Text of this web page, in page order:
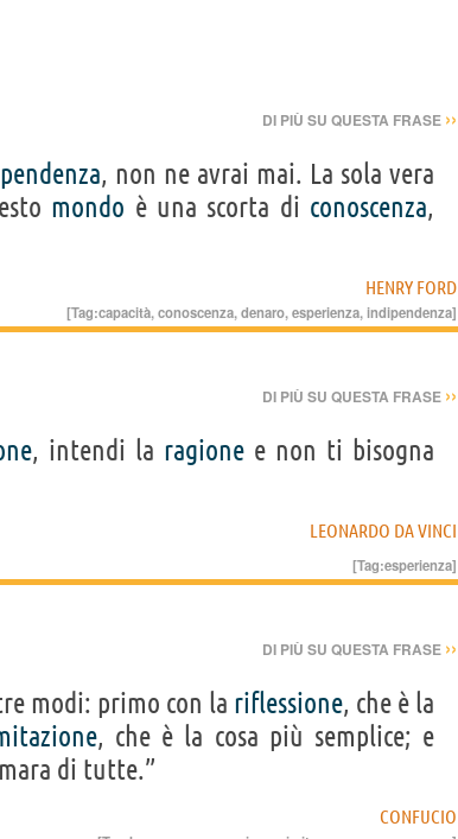
DI PIÙ SU QUESTA FRASE ››
, non ne avrai mai. La sola vera
mondo è una scorta di conoscenza,
HENRY FORD
[Tag:capacità,conoscenza,denaro,esperienza,indipendenza]
DI PIÙ SU QUESTA FRASE ››
, intendi la ragione e non ti bisogna
LEONARDO DA VINCI
[Tag:esperienza]
DI PIÙ SU QUESTA FRASE ››
modi: primo con la riflessione, che è la
, che è la cosa più semplice; e
di tutte.”
CONFUCIO